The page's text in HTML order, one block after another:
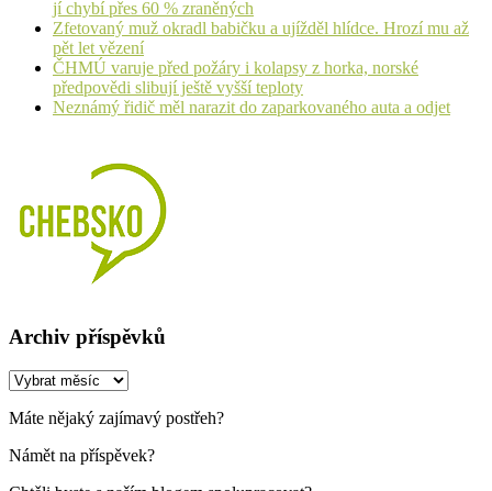
jí chybí přes 60 % zraněných
Zfetovaný muž okradl babičku a ujížděl hlídce. Hrozí mu až
pět let vězení
ČHMÚ varuje před požáry i kolapsy z horka, norské
předpovědi slibují ještě vyšší teploty
Neznámý řidič měl narazit do zaparkovaného auta a odjet
Archiv příspěvků
Archiv
Máte nějaký zajímavý postřeh?
Námět na příspěvek?